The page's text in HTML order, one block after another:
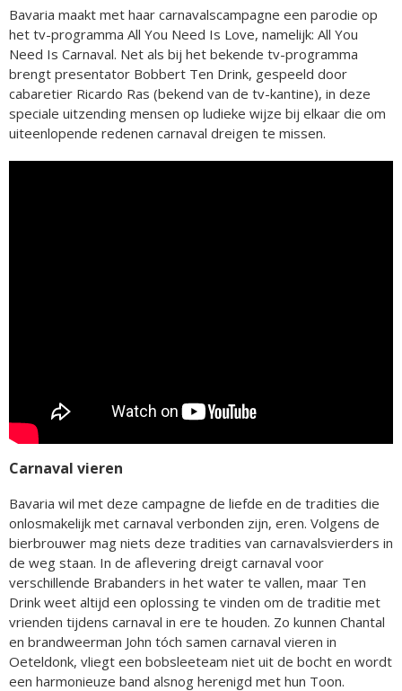
Bavaria maakt met haar carnavalscampagne een parodie op
het tv-programma All You Need Is Love, namelijk: All You
Need Is Carnaval. Net als bij het bekende tv-programma
brengt presentator Bobbert Ten Drink, gespeeld door
cabaretier Ricardo Ras (bekend van de tv-kantine), in deze
speciale uitzending mensen op ludieke wijze bij elkaar die om
uiteenlopende redenen carnaval dreigen te missen.
Carnaval vieren
Bavaria wil met deze campagne de liefde en de tradities die
onlosmakelijk met carnaval verbonden zijn, eren. Volgens de
bierbrouwer mag niets deze tradities van carnavalsvierders in
de weg staan. In de aflevering dreigt carnaval voor
verschillende Brabanders in het water te vallen, maar Ten
Drink weet altijd een oplossing te vinden om de traditie met
vrienden tijdens carnaval in ere te houden. Zo kunnen Chantal
en brandweerman John tóch samen carnaval vieren in
Oeteldonk, vliegt een bobsleeteam niet uit de bocht en wordt
een harmonieuze band alsnog herenigd met hun Toon.